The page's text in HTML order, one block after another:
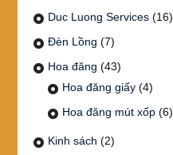
Duc Luong Services (16)
Đèn Lồng (7)
Hoa đăng (43)
Hoa đăng giấy (4)
Hoa đăng mút xốp (6)
Kinh sách (2)